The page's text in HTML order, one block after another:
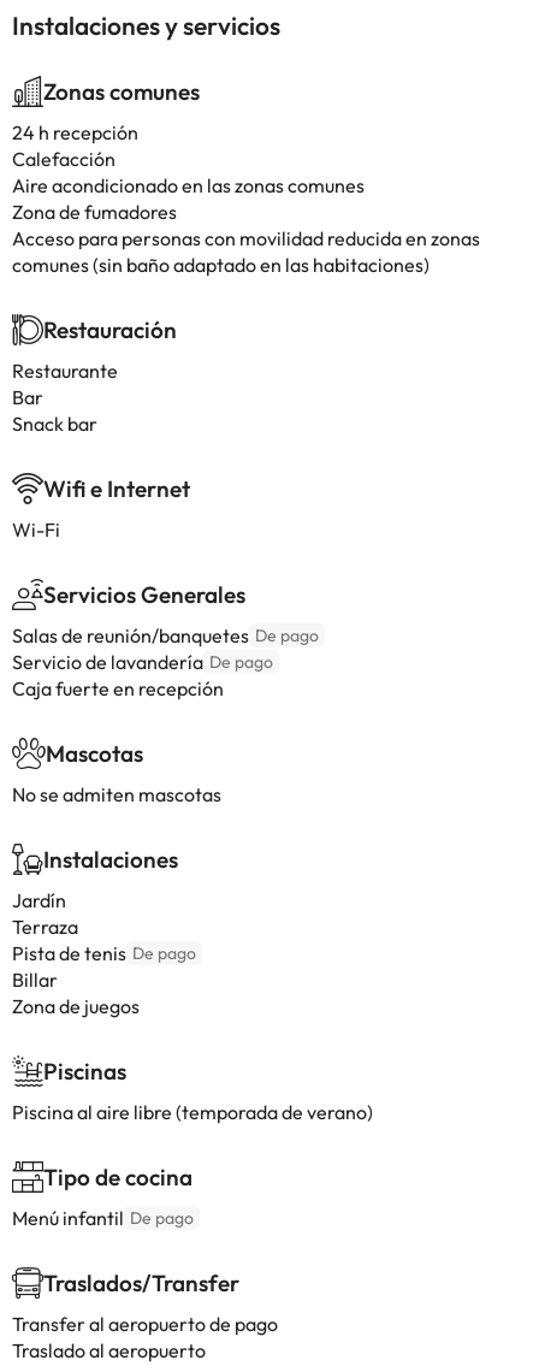
Instalaciones y servicios
Zonas comunes
24 h recepción
Calefacción
Aire acondicionado en las zonas comunes
Zona de fumadores
Acceso para personas con movilidad reducida en zonas
comunes (sin baño adaptado en las habitaciones)
Restauración
Restaurante
Bar
Snack bar
Wifi e Internet
Wi-Fi
Servicios Generales
Salas de reunión/banquetes De pago
Servicio de lavandería De pago
Caja fuerte en recepción
Mascotas
No se admiten mascotas
Instalaciones
Jardín
Terraza
Pista de tenis De pago
Billar
Zona de juegos
Piscinas
Piscina al aire libre (temporada de verano)
Tipo de cocina
Menú infantil De pago
Traslados/Transfer
Transfer al aeropuerto de pago
Traslado al aeropuerto